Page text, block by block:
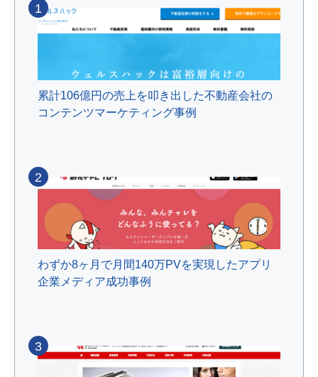
累計106億円の売上を叩き出した不動産会社の
コンテンツマーケティング事例
1
わずか8ヶ月で月間140万PVを実現したアプリ
企業メディア成功事例
2
3